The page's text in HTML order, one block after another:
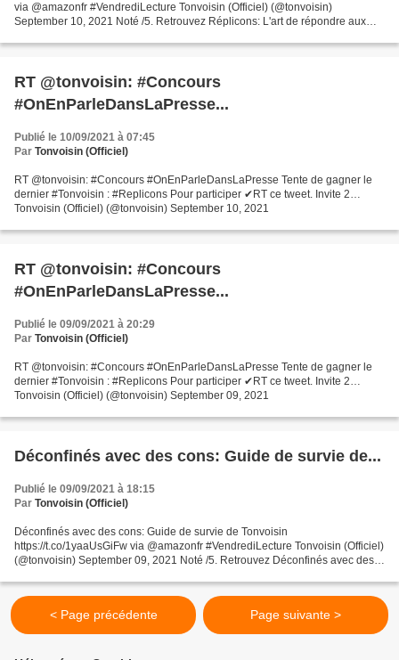
via @amazonfr #VendrediLecture Tonvoisin (Officiel) (@tonvoisin)
September 10, 2021 Noté /5. Retrouvez Réplicons: L'art de répondre aux
RT @tonvoisin: #Concours
#OnEnParleDansLaPresse...
Publié le 10/09/2021 à 07:45
Par Tonvoisin (Officiel)
RT @tonvoisin: #Concours #OnEnParleDansLaPresse Tente de gagner le
dernier #Tonvoisin : #Replicons Pour participer ✔RT ce tweet. Invite 2…
Tonvoisin (Officiel) (@tonvoisin) September 10, 2021
RT @tonvoisin: #Concours
#OnEnParleDansLaPresse...
Publié le 09/09/2021 à 20:29
Par Tonvoisin (Officiel)
RT @tonvoisin: #Concours #OnEnParleDansLaPresse Tente de gagner le
dernier #Tonvoisin : #Replicons Pour participer ✔RT ce tweet. Invite 2…
Tonvoisin (Officiel) (@tonvoisin) September 09, 2021
Déconfinés avec des cons: Guide de survie de...
Publié le 09/09/2021 à 18:15
Par Tonvoisin (Officiel)
Déconfinés avec des cons: Guide de survie de Tonvoisin
https://t.co/1yaaUsGiFw via @amazonfr #VendrediLecture Tonvoisin (Officiel)
(@tonvoisin) September 09, 2021 Noté /5. Retrouvez Déconfinés avec des
< Page précédente Page suivante >